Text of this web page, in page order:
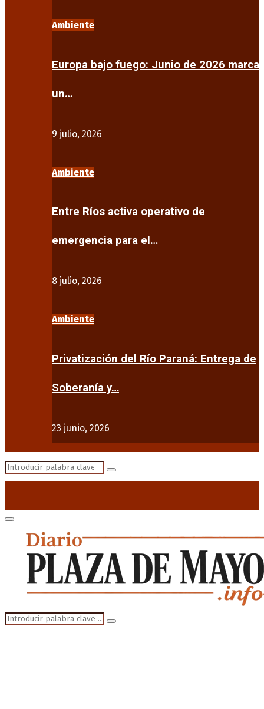
Ambiente
Europa bajo fuego: Junio de 2026 marca
un…
9 julio, 2026
Ambiente
Entre Ríos activa operativo de
emergencia para el…
8 julio, 2026
Ambiente
Privatización del Río Paraná: Entrega de
Soberanía y…
23 junio, 2026
Search
Search
Primary
Menu
Search
for:
Search